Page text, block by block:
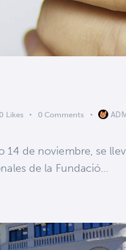
0 Likes 0 Comments
14 de noviembre, se
de la Fundació…